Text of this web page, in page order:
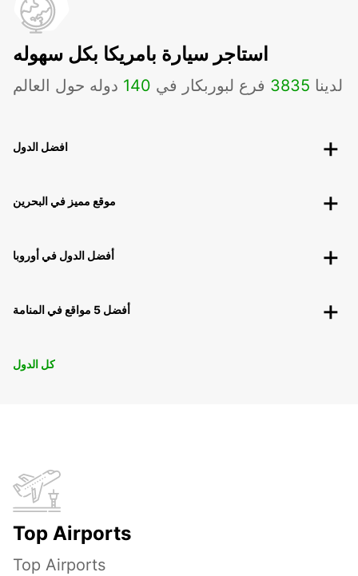
استاجر سيارة بامريكا بكل سهوله
لدينا 3835 فرع لبوربكار في 140 دوله حول العالم
افضل الدول
موقع مميز في البحرين
أفضل الدول في أوروبا
أفضل 5 مواقع في المنامة
كل الدول
Top Airports
Top Airports